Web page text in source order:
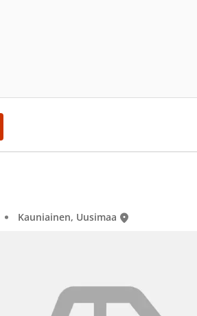
Kauniainen, Uusimaa